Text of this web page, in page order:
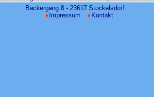
Bäckergang 8 - 23617 Stockelsdorf
Impressum
Kontakt